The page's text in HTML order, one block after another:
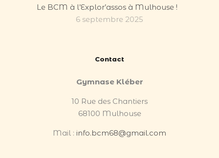
Le BCM à l’Explor’assos à Mulhouse !
6 septembre 2025
Contact
Gymnase Kléber
10 Rue des Chantiers
68100 Mulhouse
Mail : info.bcm68@gmail.com